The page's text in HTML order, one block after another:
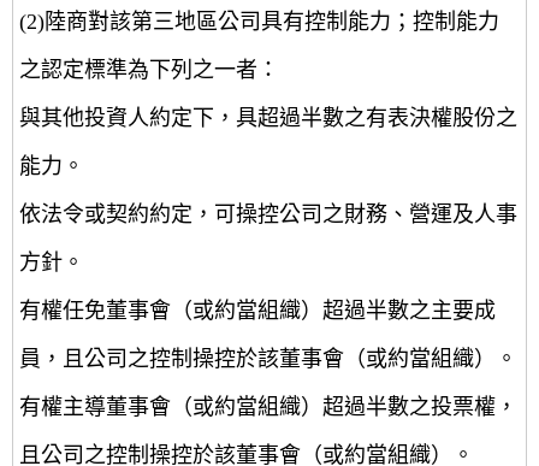
(2)陸商對該第三地區公司具有控制能力；控制能力
之認定標準為下列之一者：
與其他投資人約定下，具超過半數之有表決權股份之
能力。
依法令或契約約定，可操控公司之財務、營運及人事
方針。
有權任免董事會（或約當組織）超過半數之主要成
員，且公司之控制操控於該董事會（或約當組織）。
有權主導董事會（或約當組織）超過半數之投票權，
且公司之控制操控於該董事會（或約當組織）。